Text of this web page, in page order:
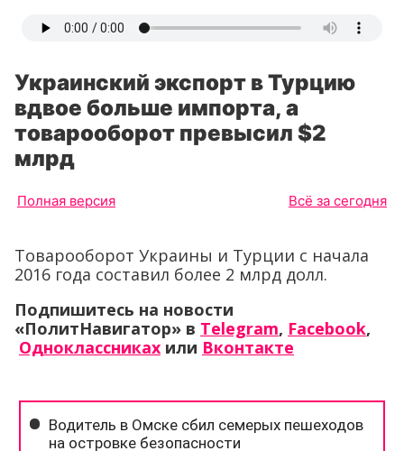
Украинский экспорт в Турцию
вдвое больше импорта, а
товарооборот превысил $2
млрд
Полная версия Всё за сегодня
Товарооборот Украины и Турции с начала
2016 года составил более 2 млрд долл.
Подпишитесь на новости
«ПолитНавигатор» в Telegram, Facebook,
Одноклассниках или Вконтакте